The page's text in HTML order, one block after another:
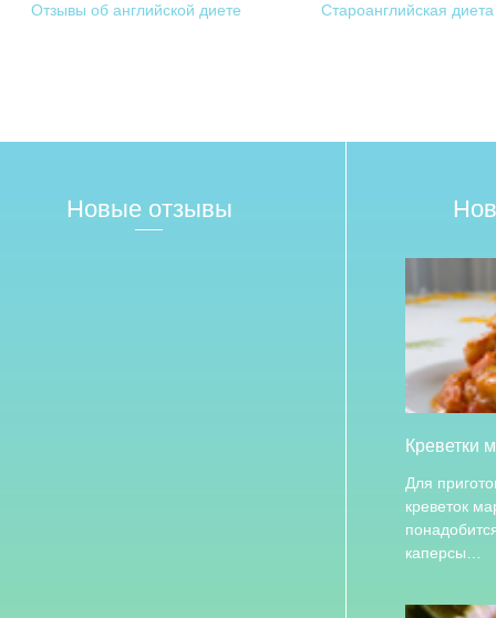
Отзывы об английской диете Староанглийская диета
Новые отзывы
Креветки
Для
креветок
каперсы…